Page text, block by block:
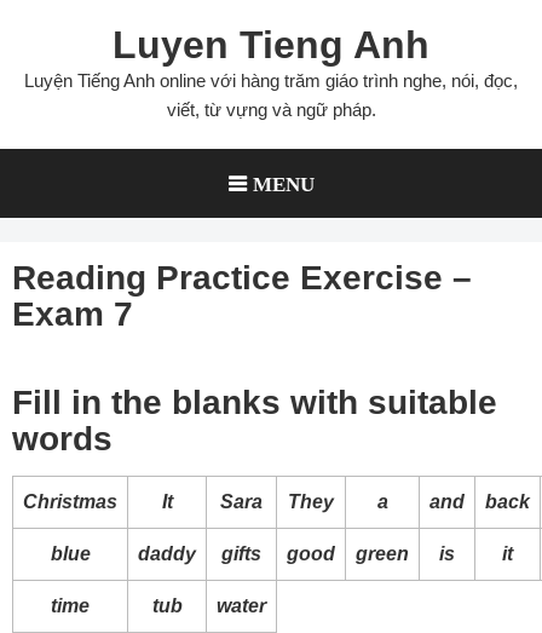
content
Luyen Tieng Anh
Luyện Tiếng Anh online với hàng trăm giáo trình nghe, nói, đọc,
viết, từ vựng và ngữ pháp.
MENU
Reading Practice Exercise –
Exam 7
Fill in the blanks with suitable
words
Christmas It Sara They a and back
blue daddy gifts good green is it
time tub water